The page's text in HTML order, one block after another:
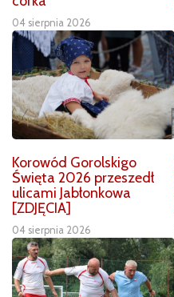
04 sierpnia 2026
Korowód Gorolskigo
Święta 2026 przeszedł
ulicami Jabłonkowa
[ZDJĘCIA]
04 sierpnia 2026